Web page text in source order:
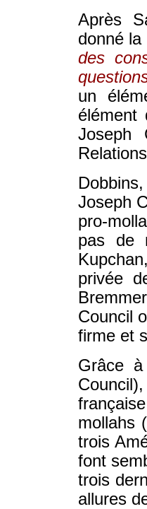
Après
donné la
des
un
élément
Joseph
Joseph
pro-
pas de
privée
Council
firme et
Grâce
mollahs
trois
font
trois
allures